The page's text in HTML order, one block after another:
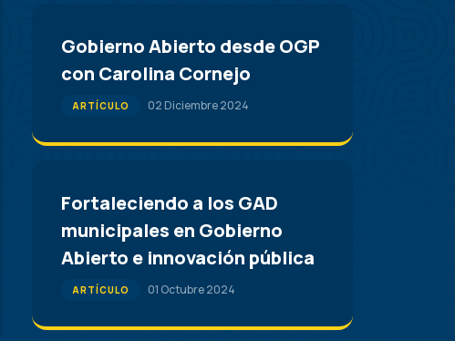
Gobierno Abierto desde OGP
con Carolina Cornejo
ARTÍCULO 02 Diciembre 2024
Fortaleciendo a los GAD
municipales en Gobierno
Abierto e innovación pública
ARTÍCULO 01 Octubre 2024